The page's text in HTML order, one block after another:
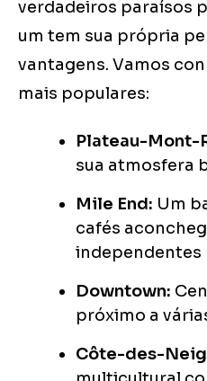
verdadeiros paraísos
um tem sua própria
vantagens. Vamos
mais populares:
Plateau-Mont-
sua atmosfera
Mile End: Um
cafés
independentes
Downtown:
próximo a
Côte-des-